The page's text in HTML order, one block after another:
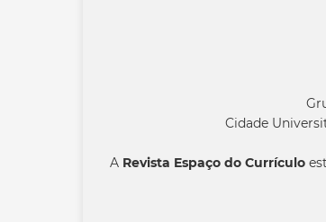
Cidade
A Revista Espaço do Currículo